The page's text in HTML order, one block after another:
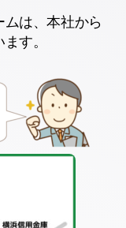
は、本社から
す。